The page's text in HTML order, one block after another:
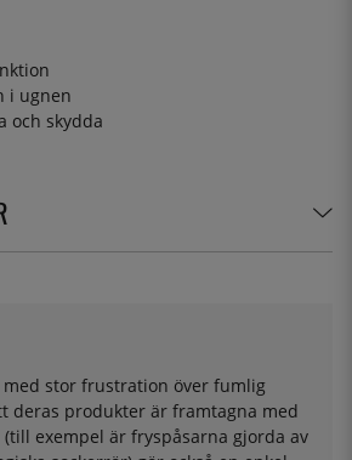
i ugnen
och skydda
stor frustration över fumlig
deras produkter är framtagna med
exempel är fryspåsarna gjorda av